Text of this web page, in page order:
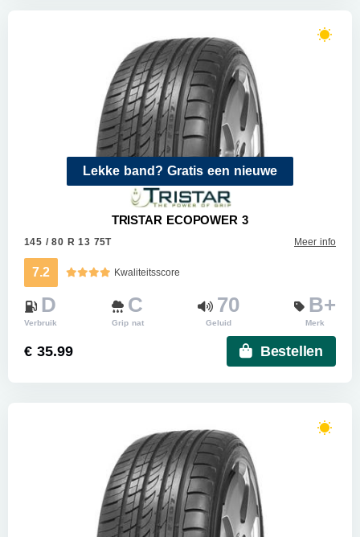
Lekke band? Gratis een nieuwe
TRISTAR ECOPOWER 3
145 / 80 R 13 75T Meer info
7.2 Kwaliteitsscore
D
Verbruik
C
Grip nat
70
Geluid
B+
Merk
€ 35.99 Bestellen